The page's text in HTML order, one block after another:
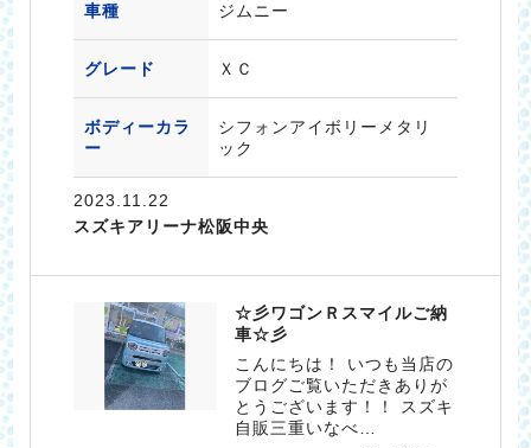
車種 ジムニー
グレード ＸＣ
ボディーカラ
ー
シフォンアイボリーメタリ
ック
2023.11.22
スズキアリーナ松阪中央
☆彡ワゴンＲスマイルご納
車☆彡
こんにちは！ いつも当店の
ブログご覧いただきありが
とうございます！！ スズキ
自販三重いなべ…